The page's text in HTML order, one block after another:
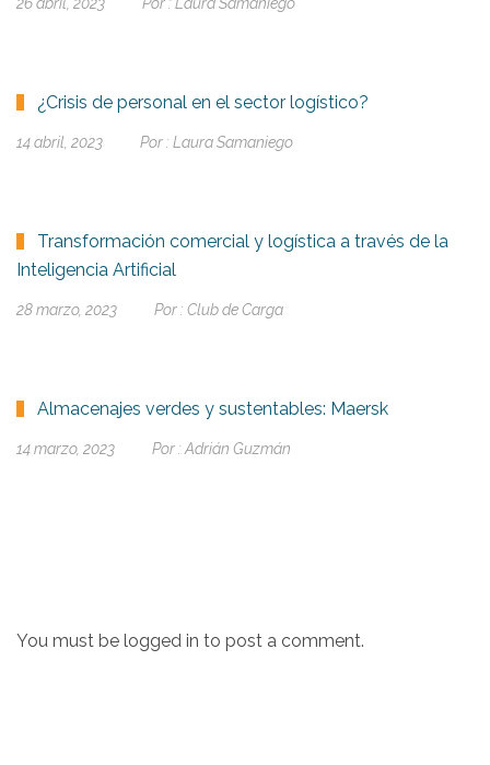
¿Crisis de personal en el sector logístico?
14 abril, 2023 Por : Laura Samaniego
Transformación comercial y logística a través de la
Inteligencia Artificial
28 marzo, 2023 Por : Club de Carga
Almacenajes verdes y sustentables: Maersk
14 marzo, 2023 Por : Adrián Guzmán
You must be logged in to post a comment.